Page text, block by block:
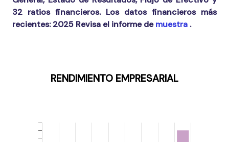
32 ratios financieros. Los datos financieros más
recientes:2025 Revisa el informe demuestra .
RENDIMIENTO EMPRESARIAL